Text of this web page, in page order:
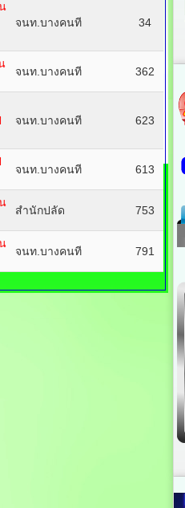
จนท.บางคนที 34
จนท.บางคนที 362
จนท.บางคนที 623
จนท.บางคนที 613
สำนักปลัด 753
จนท.บางคนที 791